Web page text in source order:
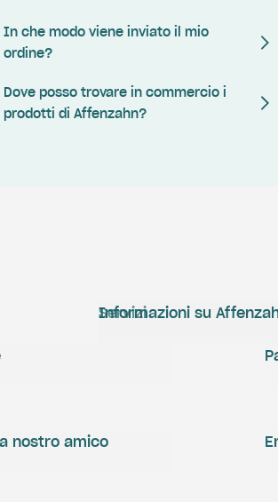
In che modo viene inviato il mio
ordine?
Dove posso trovare in commercio i
prodotti di Affenzahn?
Servizi
Informazioni su
nostro amico